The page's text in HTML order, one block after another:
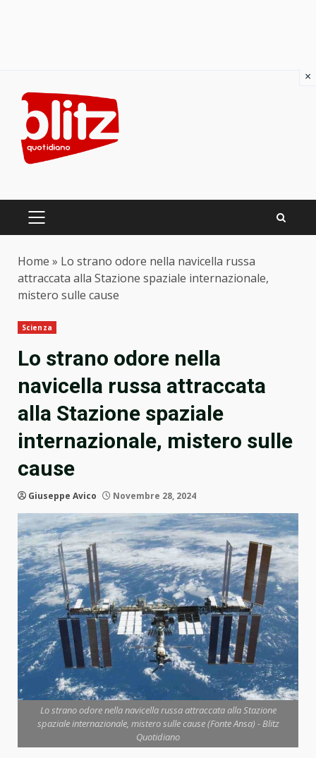
content
PRIMARY
Home » Lo strano odore nella navicella russa
attraccata alla Stazione spaziale internazionale,
mistero sulle cause
Scienza
Lo strano odore nella
navicella russa attraccata
alla Stazione spaziale
internazionale, mistero sulle
cause
Giuseppe Avico Novembre 28, 2024
Lo strano odore nella navicella russa attraccata alla Stazione
spaziale internazionale, mistero sulle cause (Fonte Ansa) - Blitz
Quotidiano
×